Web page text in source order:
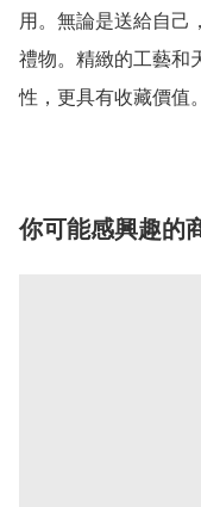
用。無論是送給自己
禮物。精緻的工藝和
你可能感興趣的